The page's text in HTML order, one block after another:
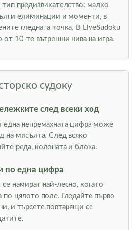
предизвикателство: малко
елиминации и моменти, в
гледната точка. В LiveSudoku
от 10-те вътрешни нива на игра.
судоку
след всеки ход
една непремахната цифра може
на мисълта. След всяко
реда, колоната и блока.
по една цифра
намират най-лесно, когато
по цялото поле. Гледайте първо
и търсете повтарящи се